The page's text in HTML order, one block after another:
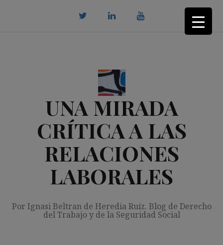
UNA MIRADA
CRÍTICA A LAS
RELACIONES
LABORALES
Por Ignasi Beltran de Heredia Ruiz. Blog de Derecho
del Trabajo y de la Seguridad Social